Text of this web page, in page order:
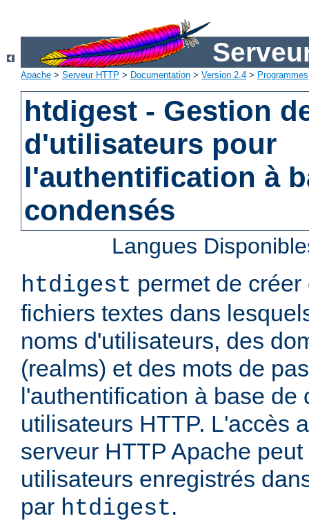
Apache > Serveur HTTP > Documentation > Version 2.4 > Programmes
htdigest - Gestion
d'utilisateurs pour
l'authentification à
condensés
Langues
htdigest permet de
fichiers textes dans
noms d'utilisateurs, des
(realms) et des mots de
l'authentification à base de
utilisateurs HTTP. L'accès
serveur HTTP Apache
utilisateurs enregistrés
par htdigest.